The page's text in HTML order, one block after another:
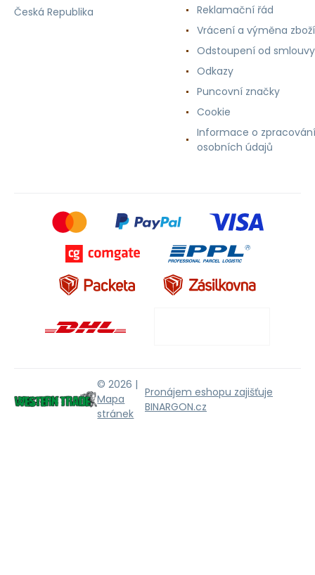
Česká Republika
Reklamační řád
Vrácení a výměna zboží
Odstoupení od smlouvy
Odkazy
Puncovní značky
Cookie
Informace o zpracování
osobních údajů
© 2026 |
Mapa
stránek
Pronájem eshopu zajišťuje
BINARGON.cz